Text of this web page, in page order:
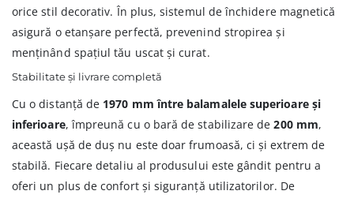
orice stil decorativ. În plus, sistemul de închidere magnetică
asigură o etanșare perfectă, prevenind stropirea și
menținând spațiul tău uscat și curat.
Stabilitate și livrare completă
Cu o distanță de 1970 mm între balamalele superioare și
inferioare, împreună cu o bară de stabilizare de200 mm,
această ușă de duș nu este doar frumoasă, ci și extrem de
stabilă. Fiecare detaliu al produsului este gândit pentru a
oferi un plus de confort și siguranță utilizatorilor. De